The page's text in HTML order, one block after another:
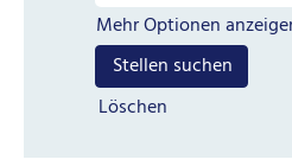
Mehr Optionen
Löschen